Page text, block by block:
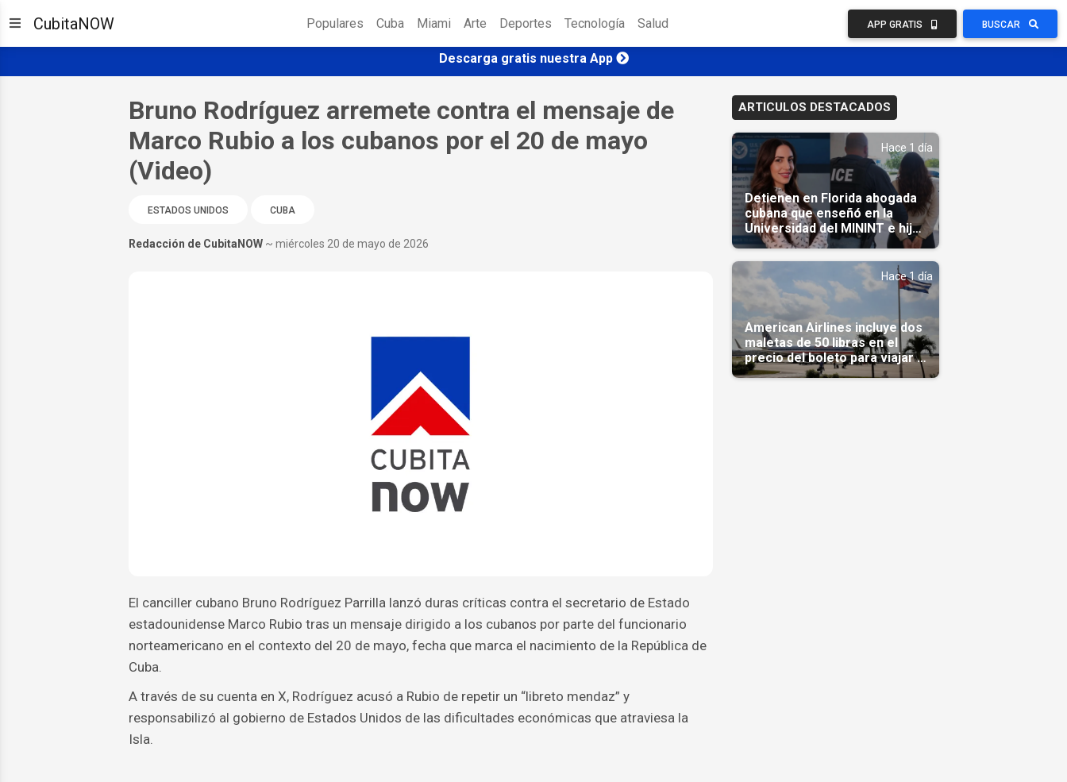
CubitaNOW Populares Cuba Miami Arte Deportes Tecnología Salud APP GRATIS BUSCAR
Descarga gratis nuestra App
Bruno Rodríguez arremete contra el mensaje de
Marco Rubio a los cubanos por el 20 de mayo
(Video)
ESTADOS UNIDOS CUBA
Redacción de CubitaNOW ~ miércoles 20 de mayo de 2026
El canciller cubano Bruno Rodríguez Parrilla lanzó duras críticas contra el secretario de Estado
estadounidense Marco Rubio tras un mensaje dirigido a los cubanos por parte del funcionario
norteamericano en el contexto del 20 de mayo, fecha que marca el nacimiento de la República de
Cuba.
A través de su cuenta en X, Rodríguez acusó a Rubio de repetir un “libreto mendaz” y
responsabilizó al gobierno de Estados Unidos de las dificultades económicas que atraviesa la
Isla.
ARTICULOS DESTACADOS
Hace 1 día
Detienen en Florida abogada
cubana que enseñó en la
Universidad del MININT e hija
de diplomático cubano
Hace 1 día
American Airlines incluye dos
maletas de 50 libras en el
precio del boleto para viajar a
Cuba en agosto